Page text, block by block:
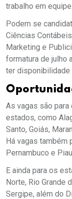
trabalho em equipe.
Podem se
Ciências
Marketing e
formatura de julho
ter disponibilidade
As vagas são
estados, como
Santo, Goiás,
Há vagas também
Pernambuco e
E ainda para os
Norte, Rio Grande
Sergipe, além do